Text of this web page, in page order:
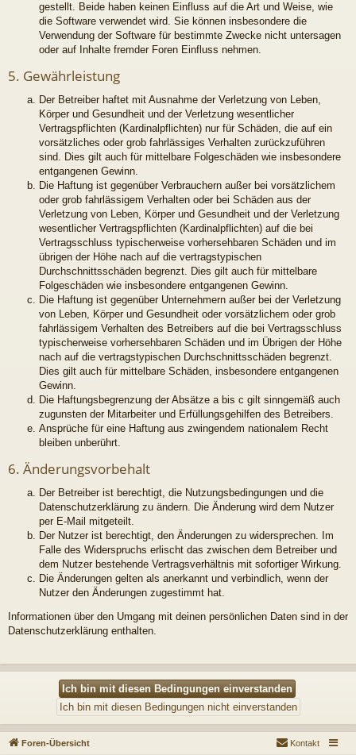
gestellt. Beide haben keinen Einfluss auf die Art und Weise, wie
die Software verwendet wird. Sie können insbesondere die
Verwendung der Software für bestimmte Zwecke nicht untersagen
oder auf Inhalte fremder Foren Einfluss nehmen.
5. Gewährleistung
Der Betreiber haftet mit Ausnahme der Verletzung von Leben,
Körper und Gesundheit und der Verletzung wesentlicher
Vertragspflichten (Kardinalpflichten) nur für Schäden, die auf ein
vorsätzliches oder grob fahrlässiges Verhalten zurückzuführen
sind. Dies gilt auch für mittelbare Folgeschäden wie insbesondere
entgangenen Gewinn.
Die Haftung ist gegenüber Verbrauchern außer bei vorsätzlichem
oder grob fahrlässigem Verhalten oder bei Schäden aus der
Verletzung von Leben, Körper und Gesundheit und der Verletzung
wesentlicher Vertragspflichten (Kardinalpflichten) auf die bei
Vertragsschluss typischerweise vorhersehbaren Schäden und im
übrigen der Höhe nach auf die vertragstypischen
Durchschnittsschäden begrenzt. Dies gilt auch für mittelbare
Folgeschäden wie insbesondere entgangenen Gewinn.
Die Haftung ist gegenüber Unternehmern außer bei der Verletzung
von Leben, Körper und Gesundheit oder vorsätzlichem oder grob
fahrlässigem Verhalten des Betreibers auf die bei Vertragsschluss
typischerweise vorhersehbaren Schäden und im Übrigen der Höhe
nach auf die vertragstypischen Durchschnittsschäden begrenzt.
Dies gilt auch für mittelbare Schäden, insbesondere entgangenen
Gewinn.
Die Haftungsbegrenzung der Absätze a bis c gilt sinngemäß auch
zugunsten der Mitarbeiter und Erfüllungsgehilfen des Betreibers.
Ansprüche für eine Haftung aus zwingendem nationalem Recht
bleiben unberührt.
6. Änderungsvorbehalt
Der Betreiber ist berechtigt, die Nutzungsbedingungen und die
Datenschutzerklärung zu ändern. Die Änderung wird dem Nutzer
per E-Mail mitgeteilt.
Der Nutzer ist berechtigt, den Änderungen zu widersprechen. Im
Falle des Widerspruchs erlischt das zwischen dem Betreiber und
dem Nutzer bestehende Vertragsverhältnis mit sofortiger Wirkung.
Die Änderungen gelten als anerkannt und verbindlich, wenn der
Nutzer den Änderungen zugestimmt hat.
Informationen über den Umgang mit deinen persönlichen Daten sind in der
Datenschutzerklärung enthalten.
Foren-Übersicht Kontakt